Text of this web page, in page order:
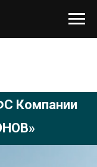
Компании